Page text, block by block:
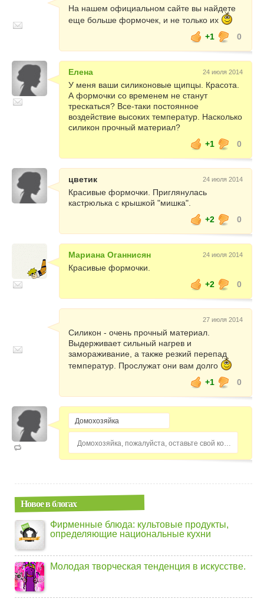
На нашем официальном сайте вы найдете
еще больше формочек, и не только их
+1
0
Елена 24 июля 2014
У меня ваши силиконовые щипцы. Красота.
А формочки со временем не станут
трескаться? Все-таки постоянное
воздействие высоких температур. Насколько
силикон прочный материал?
+1
0
цветик 24 июля 2014
Красивые формочки. Приглянулась
кастрюлька с крышкой "мишка".
+2
0
Мариана Оганнисян 24 июля 2014
Красивые формочки.
+2
0
27 июля 2014
Силикон - очень прочный материал.
Выдерживает сильный нагрев и
замораживание, а также резкий перепад
температур. Прослужат они вам долго
+1
0
Домохозяйка, пожалуйста, оставьте свой комментарий...
Новое в блогах
Фирменные блюда: культовые продукты,
определяющие национальные кухни
Молодая творческая тенденция в искусстве.